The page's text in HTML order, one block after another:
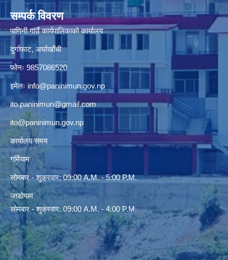
सम्पर्क विवरण
पाणिनी गाउँ कार्यपालिकाको कार्यालय
दुर्गाफाट, अर्घाखाँची
फोनः 9857086520
इमेलः info@paninimun.gov.np
ito.paninimun@gmail.com
ito@paninimun.gov.np
कार्यालय समय
गर्मियाम
सोमबार - शुक्रवार: 09:00 A.M. - 5:00 P.M.
जाडोयाम
सोमबार - शुक्रवार: 09:00 A.M. - 4:00 P.M.